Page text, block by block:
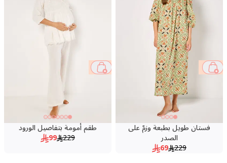
فستان طويل بطبعة وزمّ على
الصدر
229
69
70 %
طقم أمومة بتفاصيل الورود
229
99
57 %